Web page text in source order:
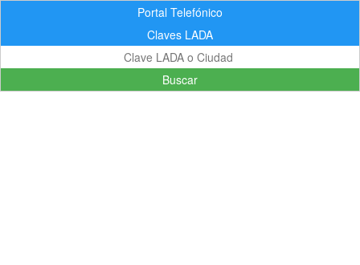
Portal Telefónico
Claves LADA
Buscar